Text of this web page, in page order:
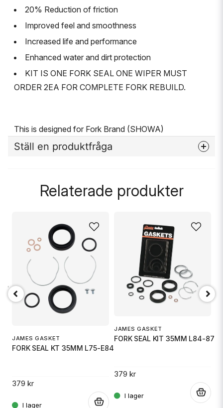
20% Reduction of friction
Improved feel and smoothness
Increased life and performance
Enhanced water and dirt protection
KIT IS ONE FORK SEAL ONE WIPER MUST
ORDER 2EA FOR COMPLETE FORK REBUILD.
This is designed for Fork Brand (SHOWA)
Ställ en produktfråga
emailMejladress
Ja, ni får publicera min fråga
Skicka fråga
Relaterade produkter
JAMES GASKET
FORK SEAL KT 35MM L75-E84
379 kr
JAMES GASKET
FORK SEAL KIT 35MM L84-87
379 kr